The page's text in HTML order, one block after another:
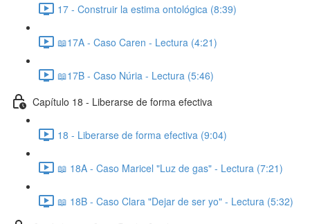
17 - Construir la estima ontológica (8:39)
📖17A - Caso Caren - Lectura (4:21)
📖17B - Caso Núria - Lectura (5:46)
Capítulo 18 - Liberarse de forma efectiva
18 - Liberarse de forma efectiva (9:04)
📖 18A - Caso Maricel "Luz de gas" - Lectura (7:21)
📖 18B - Caso Clara "Dejar de ser yo" - Lectura (5:32)